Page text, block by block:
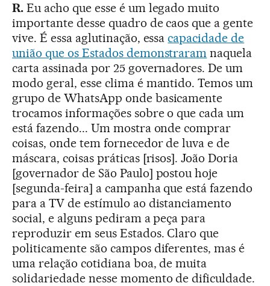
R. Eu acho que esse é um legado muito
importante desse quadro de caos que a gente
vive. É essa aglutinação, essacapacidade de
união que os Estados demonstraram naquela
carta assinada por 25 governadores. De um
modo geral, esse clima é mantido. Temos um
grupo de WhatsApp onde basicamente
trocamos informações sobre o que cada um
está fazendo... Um mostra onde comprar
coisas, onde tem fornecedor de luva e de
máscara, coisas práticas [risos]. João Doria
[governador de São Paulo] postou hoje
[segunda-feira] a campanha que está fazendo
para a TV de estímulo ao distanciamento
social, e alguns pediram a peça para
reproduzir em seus Estados. Claro que
politicamente são campos diferentes, mas é
uma relação cotidiana boa, de muita
solidariedade nesse momento de dificuldade.